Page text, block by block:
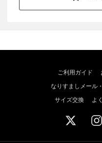
ご利用ガイド
なりすましメール
サイズ交換
よ